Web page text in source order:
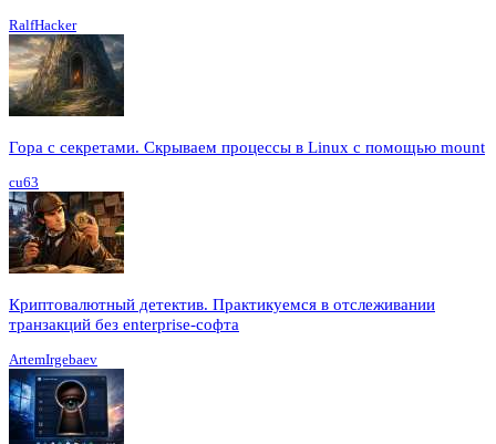
RalfHacker
Гора с секретами. Скрываем процессы в Linux c помощью mount
cu63
Криптовалютный детектив. Практикуемся в отслеживании
транзакций без enterprise-софта
ArtemIrgebaev